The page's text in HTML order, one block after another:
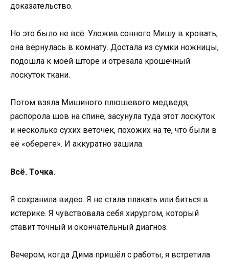
доказательство.
Но это было не всё. Уложив сонного Мишу в кровать,
она вернулась в комнату. Достала из сумки ножницы,
подошла к моей шторе и отрезала крошечный
лоскуток ткани.
Потом взяла Мишиного плюшевого медведя,
распорола шов на спине, засунула туда этот лоскуток
и несколько сухих веточек, похожих на те, что были в
её «обереге». И аккуратно зашила.
Всё. Точка.
Я сохранила видео. Я не стала плакать или биться в
истерике. Я чувствовала себя хирургом, который
ставит точный и окончательный диагноз.
Вечером, когда Дима пришёл с работы, я встретила